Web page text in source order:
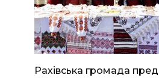
Рахівська громада